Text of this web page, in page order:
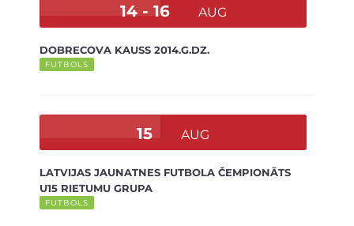
14 - 16 AUG
DOBRECOVA KAUSS 2014.G.DZ.
FUTBOLS
15 AUG
LATVIJAS JAUNATNES FUTBOLA ČEMPIONĀTS
U15 RIETUMU GRUPA
FUTBOLS